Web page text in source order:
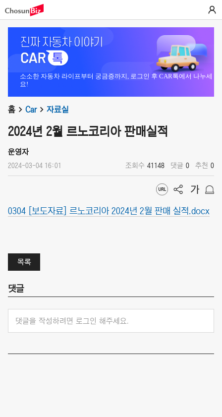
소소한 자동차 라이프부터 궁금증까지, 로그인 후 CAR톡에서 나누세
요!
홈 Car 자료실
2024년 2월 르노코리아 판매실적
운영자
2024-03-04 16:01 조회수 41148 댓글 0 추천 0
0304 [보도자료] 르노코리아 2024년 2월 판매 실적.docx
목록
댓글
댓글을 작성하려면 로그인 해주세요.